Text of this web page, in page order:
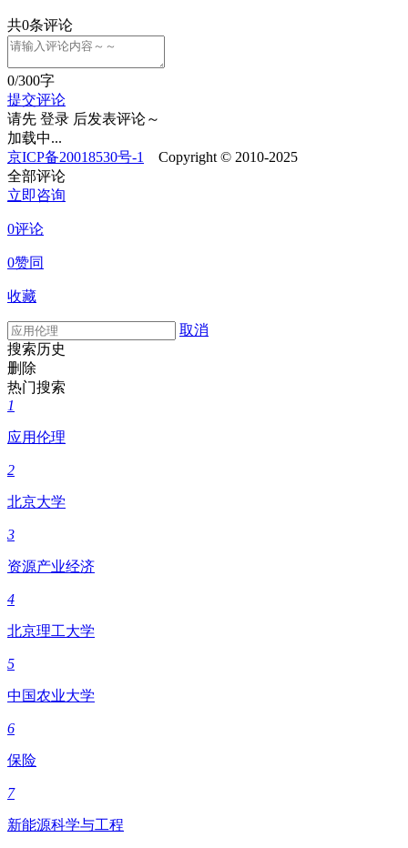
共0条评论
0/300字
提交评论
请先 登录 后发表评论～
加载中...
京ICP备20018530号-1
Copyright © 2010-2025
全部评论
立即咨询
0评论
0赞同
收藏
取消
搜索历史
删除
热门搜索
1
应用伦理
2
北京大学
3
资源产业经济
4
北京理工大学
5
中国农业大学
6
保险
7
新能源科学与工程